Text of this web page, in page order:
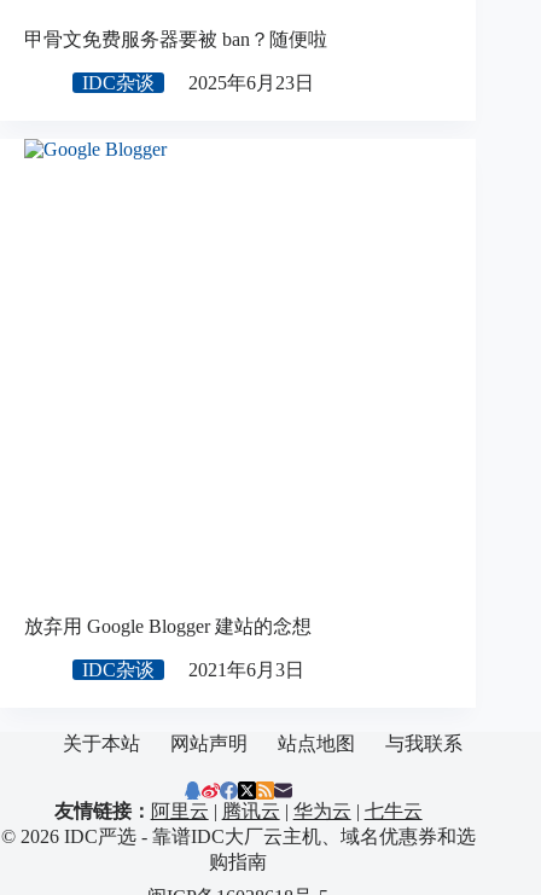
甲骨文免费服务器要被 ban？随便啦
IDC杂谈 2025年6月23日
放弃用 Google Blogger 建站的念想
IDC杂谈 2021年6月3日
关于本站 网站声明 站点地图 与我联系
友情链接： 阿里云 | 腾讯云 | 华为云 | 七牛云
© 2026 IDC严选 - 靠谱IDC大厂云主机、域名优惠券和选
购指南